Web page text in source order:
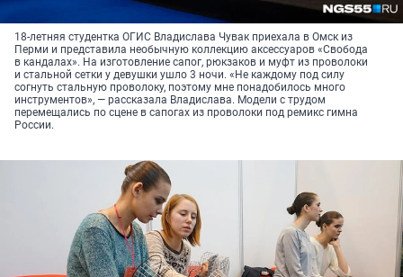
18-летняя студентка ОГИС Владислава Чувак приехала в Омск из
Перми и представила необычную коллекцию аксессуаров «Свобода
в кандалах». На изготовление сапог, рюкзаков и муфт из проволоки
и стальной сетки у девушки ушло 3 ночи. «Не каждому под силу
согнуть стальную проволоку, поэтому мне понадобилось много
инструментов», — рассказала Владислава. Модели с трудом
перемещались по сцене в сапогах из проволоки под ремикс гимна
России.